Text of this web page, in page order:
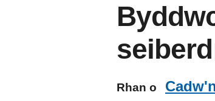
Rhan o